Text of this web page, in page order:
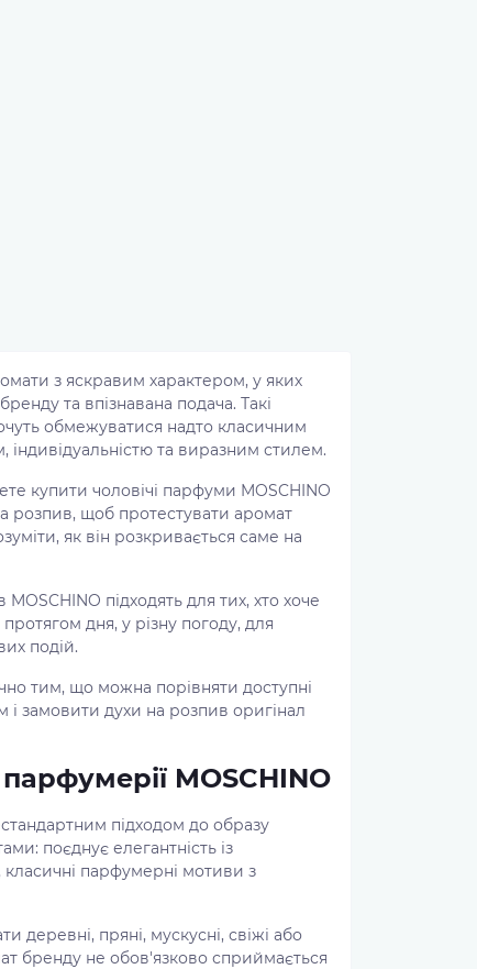
з яскравим характером, у яких
та впізнавана подача. Такі
обмежуватися надто класичним
та виразним стилем.
купити чоловічі парфуми MOSCHINO
розпив, щоб протестувати аромат
як він розкривається саме на
підходять для тих, хто хоче
дня, у різну погоду, для
подій.
тим, що можна порівняти доступні
замовити духи на розпив оригінал
MOSCHINO
підходом до образу
поєднує елегантність із
класичні парфумерні мотиви з
деревні, пряні, мускусні, свіжі або
бренду не обов'язково сприймається